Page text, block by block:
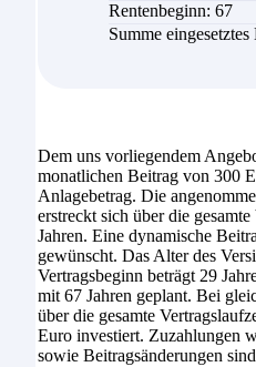
Rentenbeginn: 67
Summe
Dem uns vorliegendem
monatlichen Beitrag von 300
Anlagebetrag. Die
erstreckt sich über die
Jahren. Eine dynamische
gewünscht. Das Alter des
Vertragsbeginn beträgt 29
mit 67 Jahren geplant. Bei
über die gesamte
Euro investiert. Zuzahlungen
sowie Beitragsänderungen